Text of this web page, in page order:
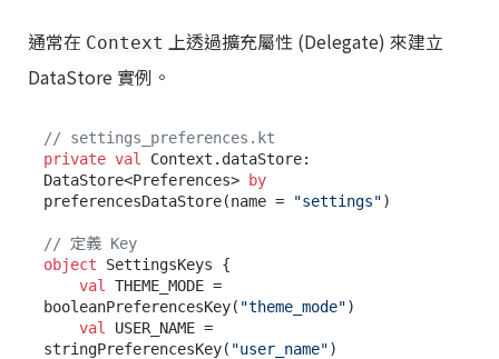
通常在 Context
上透過擴充屬性 (Delegate) 來建立
DataStore 實例。
// settings_preferences.kt
private val
Context.dataStore:
DataStore<Preferences> by
preferencesDataStore(name =
"settings")
// 定義 Key
object SettingsKeys {
val
THEME_MODE =
booleanPreferencesKey( "theme_mode")
val
USER_NAME =
stringPreferencesKey( "user_name")